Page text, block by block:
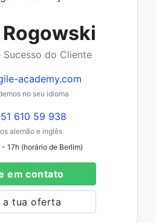
Sucesso do Cliente
academy.com
no seu idioma
610 59 938
alemão e inglês
17h (horário de Berlim)
em contato
a tua oferta